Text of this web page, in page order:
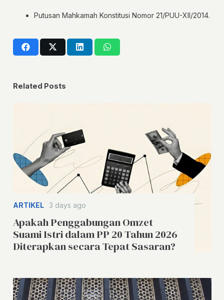
Putusan Mahkamah Konstitusi Nomor 21/PUU-XII/2014.
Related Posts
ARTIKEL 3 days ago
Apakah Penggabungan Omzet
Suami Istri dalam PP 20 Tahun 2026
Diterapkan secara Tepat Sasaran?